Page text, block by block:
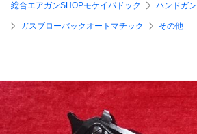
総合エアガンSHOPモケイパドック ハンドガン
ガスブローバックオートマチック その他